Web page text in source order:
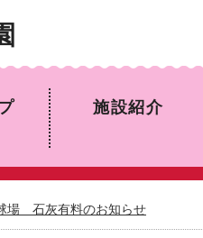
施設紹介
場 石灰有料のお知らせ